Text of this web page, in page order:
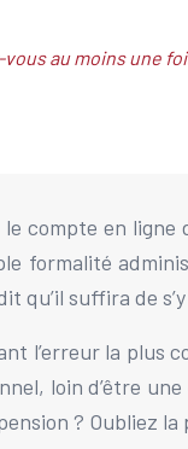
au moins une
compte en
formalité
qu’il suffira de
l’erreur la plus
loin d’être
? Oubliez la